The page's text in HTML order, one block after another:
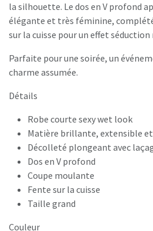
la silhouette. Le dos en V profond
élégante et très féminine,
sur la cuisse pour un effet
Parfaite pour une soirée, un
charme assumée.
Détails
Robe courte sexy wet look
Matière brillante, extensible
Décolleté plongeant avec
Dos en V profond
Coupe moulante
Fente sur la cuisse
Taille grand
Couleur